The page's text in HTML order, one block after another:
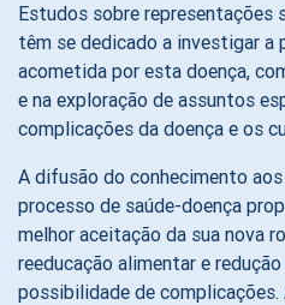
Estudos sobre
têm se dedicado a investigar a
acometida por esta doença,
e na exploração de assuntos
complicações da doença e os
A difusão do conhecimento
processo de saúde-doença
melhor aceitação da sua nova
reeducação alimentar e
possibilidade de